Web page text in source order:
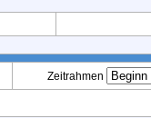
Zeitrahmen